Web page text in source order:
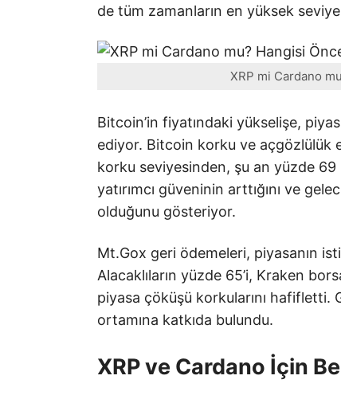
de tüm zamanların en yüksek
XRP mi Cardano
Bitcoin’in fiyatındaki yükselişe,
ediyor. Bitcoin korku ve açgözlülük
korku seviyesinden, şu an yüzde 69
yatırımcı güveninin arttığını ve
olduğunu gösteriyor.
Mt.Gox geri ödemeleri, piyasanın
Alacaklıların yüzde 65’i, Kraken
piyasa çöküşü korkularını hafifletti.
ortamına katkıda bulundu.
XRP ve Cardano İçin